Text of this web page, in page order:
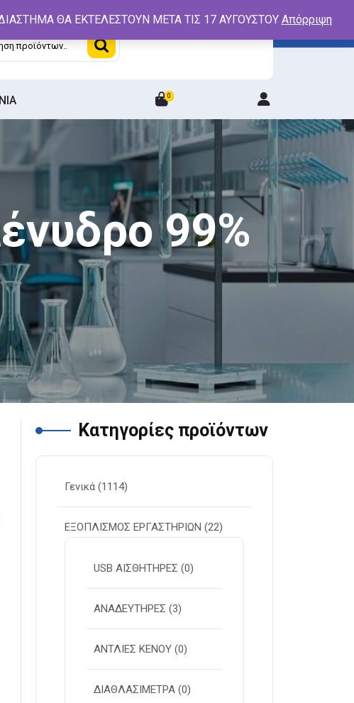
0
/
Register
99%
Κατηγορίες προϊόντων
Γενικά (1114)
ΕΞΟΠΛΙΣΜΟΣ ΕΡΓΑΣΤΗΡΙΩΝ (22)
USB ΑΙΣΘΗΤΗΡΕΣ (0)
ΑΝΑΔΕΥΤΗΡΕΣ (3)
ΑΝΤΛΙΕΣ ΚΕΝΟΥ (0)
ΔΙΑΘΛΑΣΙΜΕΤΡΑ (0)
ΘΑ ΕΚΤΕΛΕΣΤΟΥΝ ΜΕΤΑ ΤΙΣ 17 ΑΥΓΟΥΣΤΟΥ Απόρριψη